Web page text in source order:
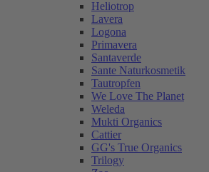
Heliotrop
Lavera
Logona
Primavera
Santaverde
Sante Naturkosmetik
Tautropfen
We Love The Planet
Weleda
Mukti Organics
Cattier
GG's True Organics
Trilogy